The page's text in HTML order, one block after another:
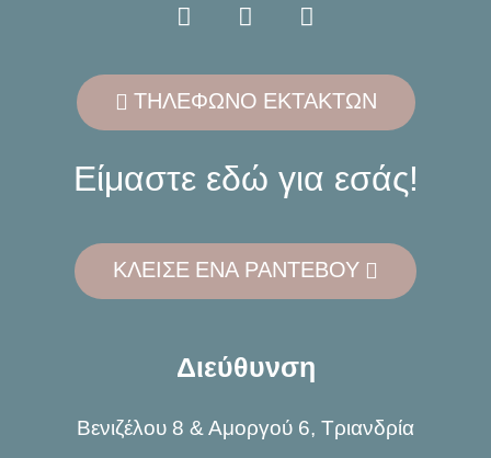
ΤΗΛΕΦΩΝΟ ΕΚΤΑΚΤΩΝ
Είμαστε εδώ για εσάς!
ΚΛΕΙΣΕ ΕΝΑ ΡΑΝΤΕΒΟΥ
Διεύθυνση
Βενιζέλου 8 & Αμοργού 6, Τριανδρία